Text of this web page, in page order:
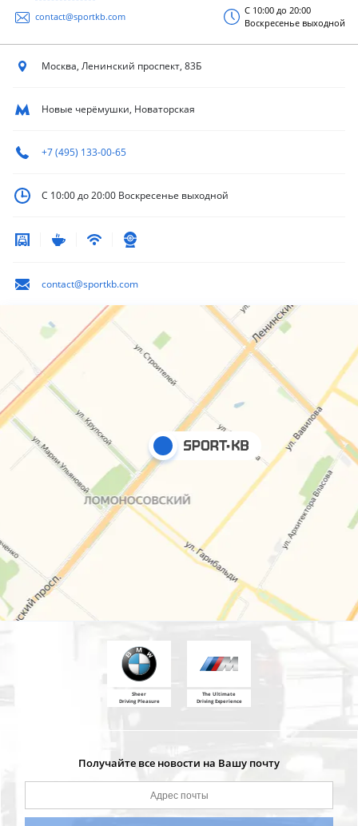
contact@sportkb.com
С 10:00 до 20:00
Воскресенье выходной
Москва, Ленинский проспект, 83Б
Новые черёмушки, Новаторская
+7 (495) 133-00-65
С 10:00 до 20:00 Воскресенье выходной
contact@sportkb.com
Sheer
Driving Pleasure
The Ultimate
Driving Experience
Получайте все новости на Вашу почту